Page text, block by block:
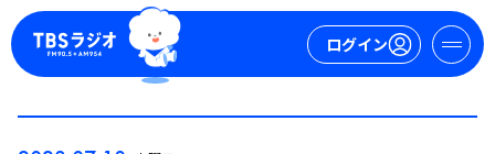
ログイン